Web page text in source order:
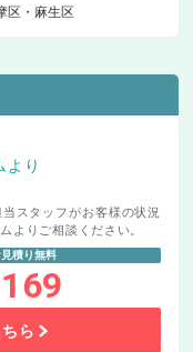
区 麻生区
より
スタッフがお客様の状況
よりご相談ください。
積り無料
ら